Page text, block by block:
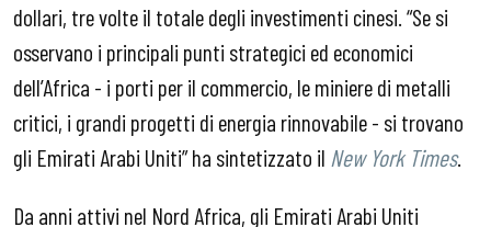
dollari, tre volte il totale degli investimenti cinesi. “Se si
osservano i principali punti strategici ed economici
dell’Africa - i porti per il commercio, le miniere di metalli
critici, i grandi progetti di energia rinnovabile - si trovano
gli Emirati Arabi Uniti” ha sintetizzato il New York Times.
Da anni attivi nel Nord Africa, gli Emirati Arabi Uniti